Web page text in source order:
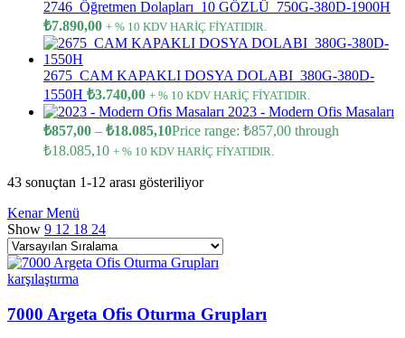
2746_Öğretmen Dolapları_10 GÖZLÜ_750G-380D-1900H
₺7.890,00 + % 10 KDV HARİÇ FİYATIDIR.
2675_CAM KAPAKLI DOSYA DOLABI_380G-380D-
1550H ₺3.740,00 + % 10 KDV HARİÇ FİYATIDIR.
2023 - Modern Ofis Masaları
₺857,00 – ₺18.085,10Price range: ₺857,00 through
₺18.085,10 + % 10 KDV HARİÇ FİYATIDIR.
43 sonuçtan 1-12 arası gösteriliyor
Kenar Menü
Show 9 12 18 24
karşılaştırma
7000 Argeta Ofis Oturma Grupları